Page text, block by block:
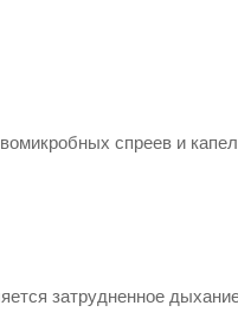
спреев и
затрудненное